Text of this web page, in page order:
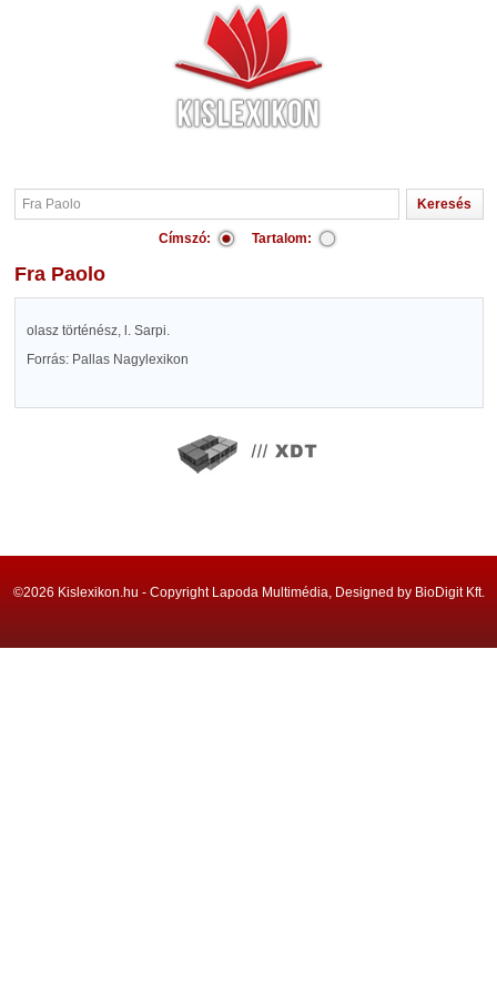
Címszó: Tartalom:
Fra Paolo
olasz történész, l. Sarpi.
Forrás: Pallas Nagylexikon
©2026 Kislexikon.hu - Copyright Lapoda Multimédia, Designed by BioDigit Kft.